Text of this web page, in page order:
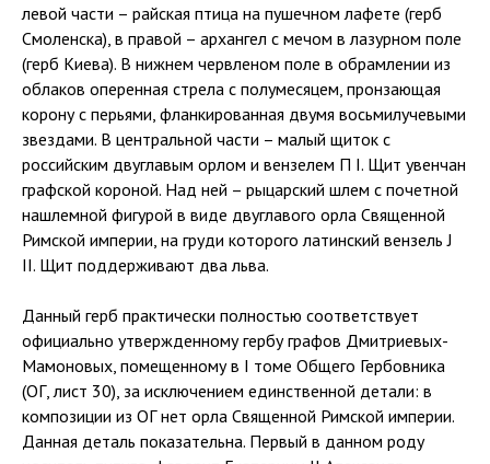
левой части – райская птица на пушечном лафете (герб
Смоленска), в правой – архангел с мечом в лазурном поле
(герб Киева). В нижнем червленом поле в обрамлении из
облаков оперенная стрела с полумесяцем, пронзающая
корону с перьями, фланкированная двумя восьмилучевыми
звездами. В центральной части – малый щиток с
российским двуглавым орлом и вензелем П I. Щит увенчан
графской короной. Над ней – рыцарский шлем с почетной
нашлемной фигурой в виде двуглавого орла Священной
Римской империи, на груди которого латинский вензель J
II. Щит поддерживают два льва.
Данный герб практически полностью соответствует
официально утвержденному гербу графов Дмитриевых-
Мамоновых, помещенному в I томе Общего Гербовника
(ОГ, лист 30), за исключением единственной детали: в
композиции из ОГ нет орла Священной Римской империи.
Данная деталь показательна. Первый в данном роду